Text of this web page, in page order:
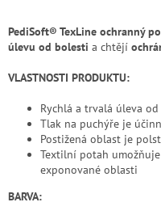
PediSoft® TexLine ochranný
úlevu od bolesti a chtějí
VLASTNOSTI PRODUKTU:
Rychlá a trvalá úleva
Tlak na puchýře je
Postižená oblast je
Textilní potah
exponované oblasti
BARVA: